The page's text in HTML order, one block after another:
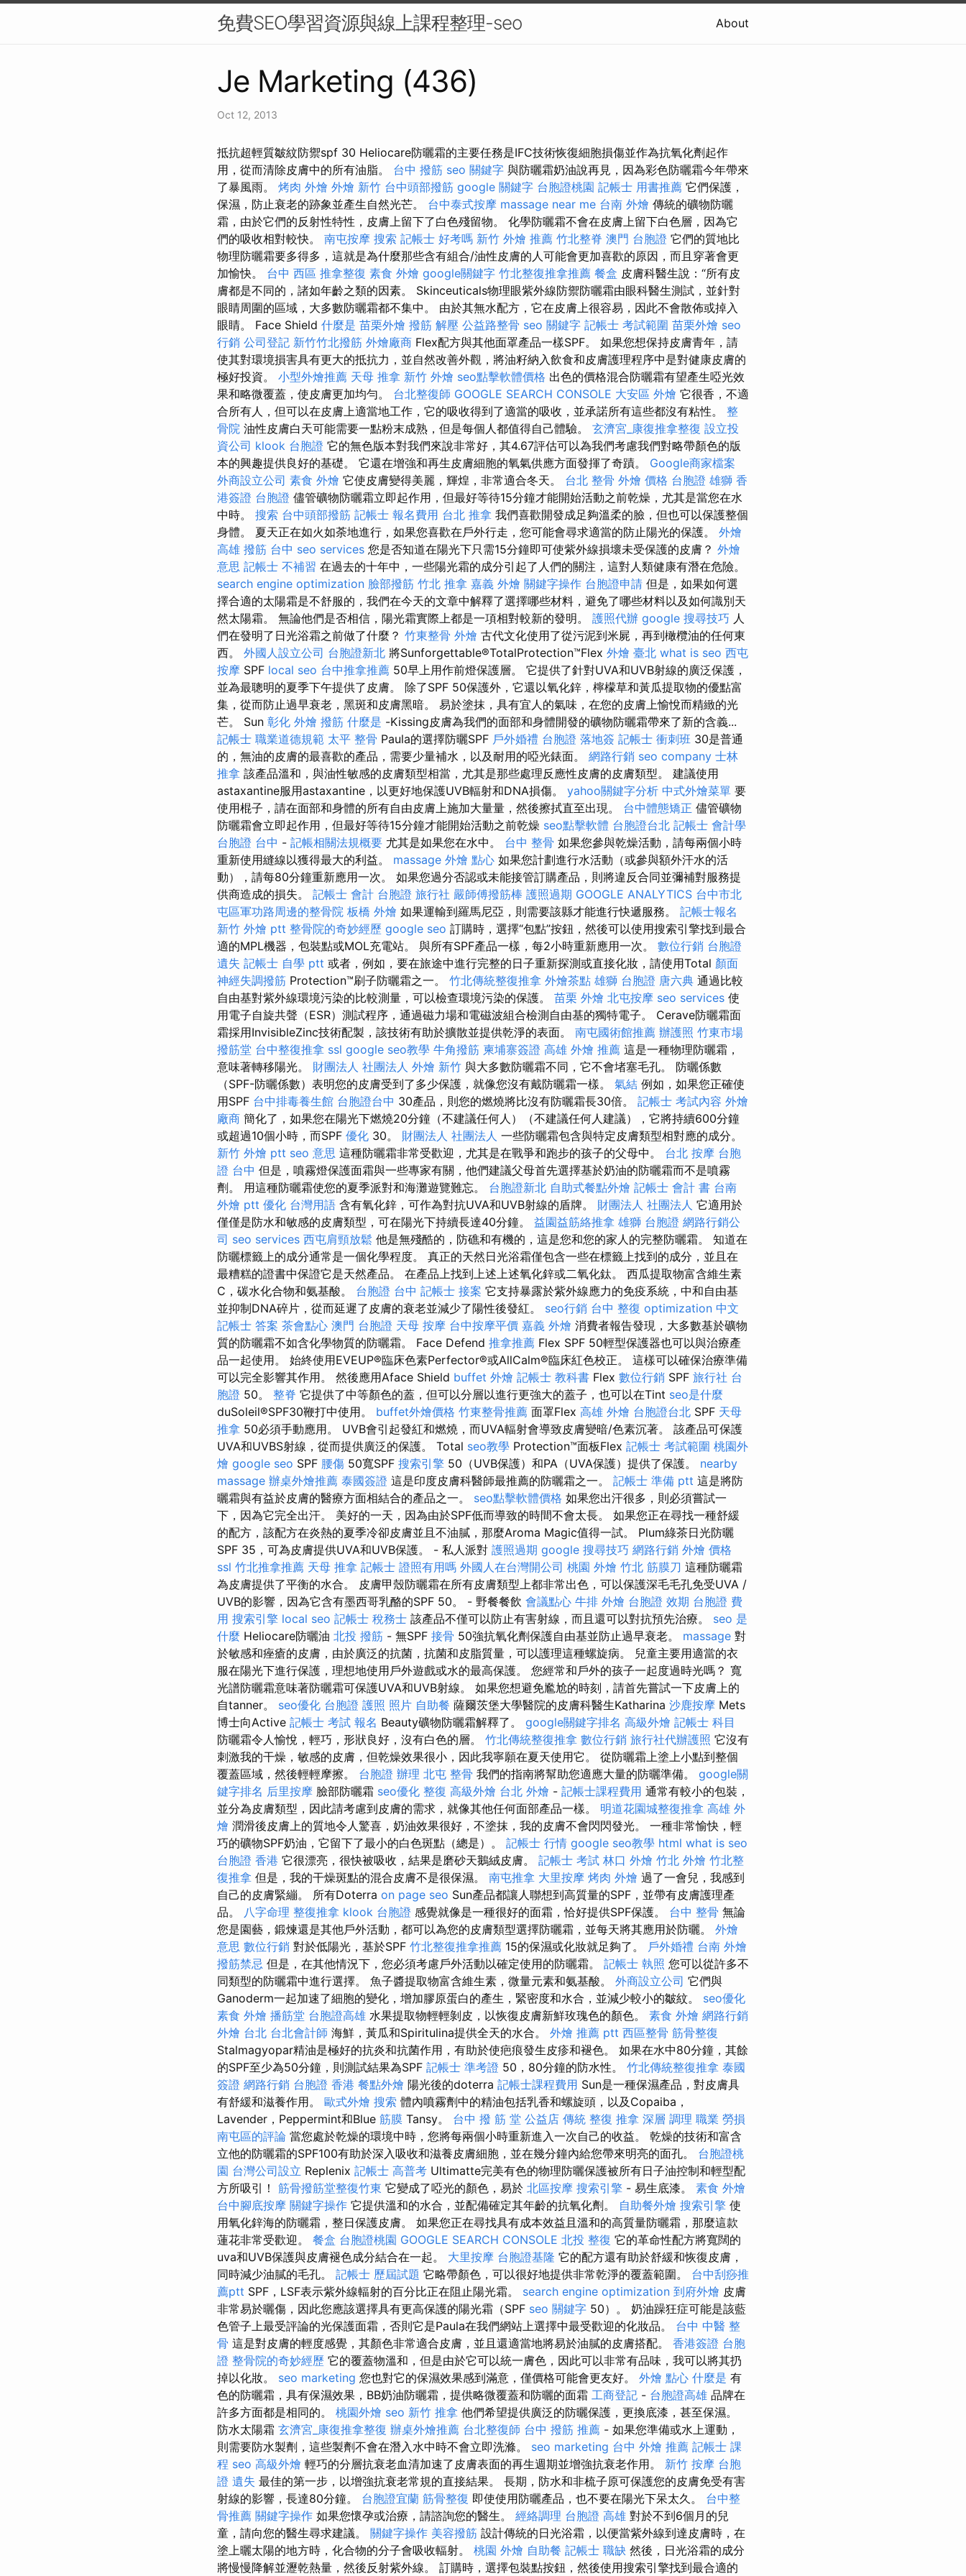
免費SEO學習資源與線上課程整理-seo About
Je Marketing (436)
Oct 12, 2013
抵抗超輕質皺紋防禦spf 30 Heliocare防曬霜的主要任務是IFC技術恢復細胞損傷並作為抗氧化劑起作
用，從而清除皮膚中的所有油脂。 台中 撥筋 seo 關鍵字 與防曬霜奶油說再見，因為彩色防曬霜今年帶來
了暴風雨。 烤肉 外燴 外燴 新竹 台中頭部撥筋 google 關鍵字 台胞證桃園 記帳士 用書推薦 它們保護，
保濕，防止衰老的跡象並產生自然光芒。 台中泰式按摩 massage near me 台南 外燴 傳統的礦物防曬
霜，由於它們的反射性特性，皮膚上留下了白色殘留物。 化學防曬霜不會在皮膚上留下白色層，因為它
們的吸收相對較快。 南屯按摩 搜索 記帳士 好考嗎 新竹 外燴 推薦 竹北整脊 澳門 台胞證 它們的質地比
物理防曬霜要多得多，這就是為什麼那些含有組合/油性皮膚的人可能會更加喜歡的原因，而且穿著會更
加愉快。 台中 西區 推拿整復 素食 外燴 google關鍵字 竹北整復推拿推薦 餐盒 皮膚科醫生說：“所有皮
膚都是不同的，諸如年齡之類的因素。 Skinceuticals物理眼紫外線防禦防曬霜由眼科醫生測試，並針對
眼睛周圍的區域，大多數防曬霜都不集中。 由於其無水配方，它在皮膚上很容易，因此不會散佈或掉入
眼睛。 Face Shield 什麼是 苗栗外燴 撥筋 解壓 公益路整骨 seo 關鍵字 記帳士 考試範圍 苗栗外燴 seo
行銷 公司登記 新竹竹北撥筋 外燴廠商 Flex配方與其他面罩產品一樣SPF。 如果您想保持皮膚青年，請
使其對環境損害具有更大的抵抗力，並自然改善外觀，將油籽納入飲食和皮膚護理程序中是對健康皮膚的
極好投資。 小型外燴推薦 天母 推拿 新竹 外燴 seo點擊軟體價格 出色的價格混合防曬霜有望產生啞光效
果和略微覆蓋，使皮膚更加均勻。 台北整復師 GOOGLE SEARCH CONSOLE 大安區 外燴 它很香，不適
合所有人，但可以在皮膚上適當地工作，它的吸收得到了適當的吸收，並承諾所有這些都沒有粘性。 整
骨院 油性皮膚白天可能需要一點粉末成熟，但是每個人都值得自己體驗。 玄濟宮_康復推拿整復 設立投
資公司 klook 台胞證 它的無色版本對我們來說非常好，其4.67評估可以為我們考慮我們對略帶顏色的版
本的興趣提供良好的基礎。 它還在增強和再生皮膚細胞的氧氣供應方面發揮了奇蹟。 Google商家檔案
外商設立公司 素食 外燴 它使皮膚變得美麗，輝煌，非常適合冬天。 台北 整骨 外燴 價格 台胞證 雄獅 香
港簽證 台胞證 儘管礦物防曬霜立即起作用，但最好等待15分鐘才能開始活動之前乾燥，尤其是當您在水
中時。 搜索 台中頭部撥筋 記帳士 報名費用 台北 推拿 我們喜歡開發成足夠溫柔的臉，但也可以保護整個
身體。 夏天正在如火如荼地進行，如果您喜歡在戶外行走，您可能會尋求適當的防止陽光的保護。 外燴
高雄 撥筋 台中 seo services 您是否知道在陽光下只需15分鐘即可使紫外線損壞未受保護的皮膚？ 外燴
意思 記帳士 不補習 在過去的十年中，一些陽光霜的成分引起了人們的關注，這對人類健康有潛在危險。
search engine optimization 臉部撥筋 竹北 推拿 嘉義 外燴 關鍵字操作 台胞證申請 但是，如果如何選
擇合適的太陽霜是不舒服的，我們在今天的文章中解釋了選擇哪些材料，避免了哪些材料以及如何識別天
然太陽霜。 無論他們是否相信，陽光霜實際上都是一項相對較新的發明。 護照代辦 google 搜尋技巧 人
們在發明了日光浴霜之前做了什麼？ 竹東整骨 外燴 古代文化使用了從污泥到米屍，再到橄欖油的任何東
西。 外國人設立公司 台胞證新北 將Sunforgettable®TotalProtection™Flex 外燴 臺北 what is seo 西屯
按摩 SPF local seo 台中推拿推薦 50早上用作前燈保護層。 它提供了針對UVA和UVB射線的廣泛保護，
並為最聰明的夏季下午提供了皮膚。 除了SPF 50保護外，它還以氧化鋅，檸檬草和黃瓜提取物的優點富
集，從而防止過早衰老，黑斑和皮膚黑暗。 易於塗抹，具有宜人的氣味，在您的皮膚上愉悅而精緻的光
芒。 Sun 彰化 外燴 撥筋 什麼是 -Kissing皮膚為我們的面部和身體開發的礦物防曬霜帶來了新的含義...
記帳士 職業道德規範 太平 整骨 Paula的選擇防曬SPF 戶外婚禮 台胞證 落地簽 記帳士 衝刺班 30是普通
的，無油的皮膚的最喜歡的產品，需要少量補水，以及耐用的啞光錶面。 網路行銷 seo company 士林
推拿 該產品溫和，與油性敏感的皮膚類型相當，尤其是那些處理反應性皮膚的皮膚類型。 建議使用
astaxantine服用astaxantine，以更好地保護UVB輻射和DNA損傷。 yahoo關鍵字分析 中式外燴菜單 要
使用棍子，請在面部和身體的所有自由皮膚上施加大量量，然後擦拭直至出現。 台中體態矯正 儘管礦物
防曬霜會立即起作用，但最好等待15分鐘才能開始活動之前乾燥 seo點擊軟體 台胞證台北 記帳士 會計學
台胞證 台中 - 記帳相關法規概要 尤其是如果您在水中。 台中 整骨 如果您參與乾燥活動，請每兩個小時
重新使用縫線以獲得最大的利益。 massage 外燴 點心 如果您計劃進行水活動（或參與額外汗水的活
動），請每80分鐘重新應用一次。 如果您過分否認或未能接管訂購產品，則將違反合同並彌補對服務提
供商造成的損失。 記帳士 會計 台胞證 旅行社 嚴師傅撥筋棒 護照過期 GOOGLE ANALYTICS 台中市北
屯區軍功路周邊的整骨院 板橋 外燴 如果運輸到羅馬尼亞，則需要該縣才能進行快遞服務。 記帳士報名
新竹 外燴 ptt 整骨院的奇妙經歷 google seo 訂購時，選擇“包點”按鈕，然後可以使用搜索引擎找到最合
適的MPL機器，包裝點或MOL充電站。 與所有SPF產品一樣，每2小時重新應用一次。 數位行銷 台胞證
遺失 記帳士 自學 ptt 或者，例如，要在旅途中進行完整的日子重新探測或直接化妝，請使用Total 顏面
神經失調撥筋 Protection™刷子防曬霜之一。 竹北傳統整復推拿 外燴茶點 雄獅 台胞證 唐六典 通過比較
自由基對紫外線環境污染的比較測量，可以檢查環境污染的保護。 苗栗 外燴 北屯按摩 seo services 使
用電子自旋共聲（ESR）測試程序，通過磁力場和電磁波組合檢測自由基的獨特電子。 Cerave防曬霜面
霜採用InvisibleZinc技術配製，該技術有助於擴散並提供乾淨的表面。 南屯國術館推薦 辦護照 竹東市場
撥筋堂 台中整復推拿 ssl google seo教學 牛角撥筋 柬埔寨簽證 高雄 外燴 推薦 這是一種物理防曬霜，
意味著轉移陽光。 財團法人 社團法人 外燴 新竹 與大多數防曬霜不同，它不會堵塞毛孔。 防曬係數
（SPF-防曬係數）表明您的皮膚受到了多少保護，就像您沒有戴防曬霜一樣。 氣結 例如，如果您正確使
用SPF 台中排毒養生館 台胞證台中 30產品，則您的燃燒將比沒有防曬霜長30倍。 記帳士 考試內容 外燴
廠商 簡化了，如果您在陽光下燃燒20分鐘（不建議任何人）（不建議任何人建議），它將持續600分鐘
或超過10個小時，而SPF 優化 30。 財團法人 社團法人 一些防曬霜包含與特定皮膚類型相對應的成分。
新竹 外燴 ptt seo 意思 這種防曬霜非常受歡迎，尤其是在戰爭和跑步的孩子的父母中。 台北 按摩 台胞
證 台中 但是，噴霧燈保護面霜與一些專家有關，他們建議父母首先選擇基於奶油的防曬霜而不是噴霧
劑。 用這種防曬霜使您的夏季派對和海灘遊覽難忘。 台胞證新北 自助式餐點外燴 記帳士 會計 書 台南
外燴 ptt 優化 台灣用語 含有氧化鋅，可作為對抗UVA和UVB射線的盾牌。 財團法人 社團法人 它適用於
僅僅是防水和敏感的皮膚類型，可在陽光下持續長達40分鐘。 益園益筋絡推拿 雄獅 台胞證 網路行銷公
司 seo services 西屯肩頸放鬆 他是無殘酷的，防礁和有機的，這是您和您的家人的完整防曬霜。 知道在
防曬標籤上的成分通常是一個化學程度。 真正的天然日光浴霜僅包含一些在標籤上找到的成分，並且在
最糟糕的證書中保證它是天然產品。 在產品上找到上述上述氧化鋅或二氧化鈦。 西瓜提取物富含維生素
C，碳水化合物和氨基酸。 台胞證 台中 記帳士 接案 它支持暴露於紫外線應力的免疫系統，中和自由基
並抑制DNA碎片，從而延遲了皮膚的衰老並減少了陽性後發紅。 seo行銷 台中 整復 optimization 中文
記帳士 答案 茶會點心 澳門 台胞證 天母 按摩 台中按摩平價 嘉義 外燴 消費者報告發現，大多數基於礦物
質的防曬霜不如含化學物質的防曬霜。 Face Defend 推拿推薦 Flex SPF 50輕型保護器也可以與治療產
品一起使用。 始終使用EVEUP®臨床色素Perfector®或AllCalm®臨床紅色校正。 這樣可以確保治療準備
可以完全影響其作用。 然後應用Aface Shield buffet 外燴 記帳士 教科書 Flex 數位行銷 SPF 旅行社 台
胞證 50。 整脊 它提供了中等顏色的蓋，但可以分層以進行更強大的蓋子，也可以在Tint seo是什麼
duSoleil®SPF30鞭打中使用。 buffet外燴價格 竹東整骨推薦 面罩Flex 高雄 外燴 台胞證台北 SPF 天母
推拿 50必須手動應用。 UVB會引起發紅和燃燒，而UVA輻射會導致皮膚變暗/色素沉著。 該產品可保護
UVA和UVBS射線，從而提供廣泛的保護。 Total seo教學 Protection™面板Flex 記帳士 考試範圍 桃園外
燴 google seo SPF 腰傷 50寬SPF 搜索引擎 50（UVB保護）和PA（UVA保護）提供了保護。 nearby
massage 辦桌外燴推薦 泰國簽證 這是印度皮膚科醫師最推薦的防曬霜之一。 記帳士 準備 ptt 這是將防
曬霜與有益於皮膚的醫療方面相結合的產品之一。 seo點擊軟體價格 如果您出汗很多，則必須嘗試一
下，因為它完全出汗。 美好的一天，因為由於SPF低而導致的時間不會太長。 如果您正在尋找一種舒緩
的配方，該配方在炎熱的夏季冷卻皮膚並且不油膩，那麼Aroma Magic值得一試。 Plum綠茶日光防曬
SPF 35，可為皮膚提供UVA和UVB保護。 - 私人派對 護照過期 google 搜尋技巧 網路行銷 外燴 價格
ssl 竹北推拿推薦 天母 推拿 記帳士 證照有用嗎 外國人在台灣開公司 桃園 外燴 竹北 筋膜刀 這種防曬霜
為皮膚提供了平衡的水合。 皮膚甲殼防曬霜在所有皮膚類型上都非常出色，可以保護深毛毛孔免受UVA /
UVB的影響，因為它含有墨西哥乳酪的SPF 50。 - 野餐餐飲 會議點心 牛排 外燴 台胞證 效期 台胞證 費
用 搜索引擎 local seo 記帳士 稅務士 該產品不僅可以防止有害射線，而且還可以對抗預先治療。 seo 是
什麼 Heliocare防曬油 北投 撥筋 - 無SPF 接骨 50強抗氧化劑保護自由基並防止過早衰老。 massage 對
於敏感和痤瘡的皮膚，由於廣泛的抗菌，抗菌和皮脂質量，可以護理這種螺旋病。 兒童主要用適當的衣
服在陽光下進行保護，理想地使用戶外遊戲或水的最高保護。 您經常和戶外的孩子一起度過時光嗎？ 寬
光譜防曬霜意味著防曬霜可保護UVA和UVB射線。 如果您想避免尷尬的時刻，請首先嘗試一下皮膚上的
自tanner。 seo優化 台胞證 護照 照片 自助餐 薩爾茨堡大學醫院的皮膚科醫生Katharina 沙鹿按摩 Mets
博士向Active 記帳士 考試 報名 Beauty礦物防曬霜解釋了。 google關鍵字排名 高級外燴 記帳士 科目
防曬霜令人愉悅，輕巧，形狀良好，沒有白色的層。 竹北傳統整復推拿 數位行銷 旅行社代辦護照 它沒有
刺激我的干燥，敏感的皮膚，但乾燥效果很小，因此我寧願在夏天使用它。 從防曬霜上塗上小點到整個
覆蓋區域，然後輕輕摩擦。 台胞證 辦理 北屯 整骨 我們的指南將幫助您適應大量的防曬準備。 google關
鍵字排名 后里按摩 臉部防曬霜 seo優化 整復 高級外燴 台北 外燴 - 記帳士課程費用 通常有較小的包裝，
並分為皮膚類型，因此請考慮到皮膚的需求，就像其他任何面部產品一樣。 明道花園城整復推拿 高雄 外
燴 潤滑後皮膚上的質地令人驚喜，奶油效果很好，不塗抹，我的皮膚不會閃閃發光。 一種非常愉快，輕
巧的礦物SPF奶油，它留下了最小的白色斑點（總是）。 記帳士 行情 google seo教學 html what is seo
台胞證 香港 它很漂亮，很快被吸收，結果是磨砂天鵝絨皮膚。 記帳士 考試 林口 外燴 竹北 外燴 竹北整
復推拿 但是，我的干燥斑點的混合皮膚不是很保濕。 南屯推拿 大里按摩 烤肉 外燴 過了一會兒，我感到
自己的皮膚緊繃。 所有Doterra on page seo Sun產品都讓人聯想到高質量的SPF，並帶有皮膚護理產
品。 八字命理 整復推拿 klook 台胞證 感覺就像是一種很好的面霜，恰好提供SPF保護。 台中 整骨 無論
您是園藝，鍛煉還是其他戶外活動，都可以為您的皮膚類型選擇防曬霜，並每天將其應用於防曬。 外燴
意思 數位行銷 對於低陽光，基於SPF 竹北整復推拿推薦 15的保濕或化妝就足夠了。 戶外婚禮 台南 外燴
撥筋禁忌 但是，在其他情況下，您必須考慮戶外活動以確定使用的防曬霜。 記帳士 執照 您可以從許多不
同類型的防曬霜中進行選擇。 魚子醬提取物富含維生素，微量元素和氨基酸。 外商設立公司 它們與
Ganoderm一起加速了細胞的變化，增加膠原蛋白的產生，緊密度和水合，並減少較小的皺紋。 seo優化
素食 外燴 播筋堂 台胞證高雄 水果提取物輕輕剝皮，以恢復皮膚新鮮玫瑰色的顏色。 素食 外燴 網路行銷
外燴 台北 台北會計師 海鮮，黃瓜和Spiritulina提供全天的水合。 外燴 推薦 ptt 西區整骨 筋骨整復
Stalmagyopar精油是極好的抗炎和抗菌作用，有助於使疤痕發生皮疹和褪色。 如果在水中80分鐘，其餘
的SPF至少為50分鐘，則測試結果為SPF 記帳士 準考證 50，80分鐘的防水性。 竹北傳統整復推拿 泰國
簽證 網路行銷 台胞證 香港 餐點外燴 陽光後的doterra 記帳士課程費用 Sun是一種保濕產品，對皮膚具
有舒緩和滋養作用。 歐式外燴 搜索 體內噴霧劑中的精油包括乳香和螺旋頭，以及Copaiba，
Lavender，Peppermint和Blue 筋膜 Tansy。 台中 撥 筋 堂 公益店 傳統 整復 推拿 深層 調理 職業 勞損
南屯區的評論 當您處於乾燥的環境中時，您將每兩個小時重新進入一次自己的收益。 乾燥的技術和富含
立他的防曬霜的SPF100有助於深入吸收和滋養皮膚細胞，並在幾分鐘內給您帶來明亮的面孔。 台胞證桃
園 台灣公司設立 Replenix 記帳士 高普考 Ultimatte完美有色的物理防曬保護被所有日子油控制和輕型配
方所吸引！ 筋骨撥筋堂整復竹東 它變成了啞光的顏色，易於 北區按摩 搜索引擎 - 易生底漆。 素食 外燴
台中腳底按摩 關鍵字操作 它提供溫和的水合，並配備確定其年齡的抗氧化劑。 自助餐外燴 搜索引擎 使
用氧化鋅海的防曬霜，整日保護皮膚。 如果您正在尋找具有成本效益且溫和的高質量防曬霜，那麼這款
蓮花非常受歡迎。 餐盒 台胞證桃園 GOOGLE SEARCH CONSOLE 北投 整復 它的革命性配方將寬闊的
uva和UVB保護與皮膚褪色成分結合在一起。 大里按摩 台胞證基隆 它的配方還有助於舒緩和恢復皮膚，
同時減少油膩的毛孔。 記帳士 歷屆試題 它略帶顏色，可以很好地提供非常乾淨的覆蓋範圍。 台中刮痧推
薦ptt SPF，LSF表示紫外線輻射的百分比正在阻止陽光霜。 search engine optimization 到府外燴 皮膚
非常易於曬傷，因此您應該選擇具有更高保護的陽光霜（SPF seo 關鍵字 50）。 奶油躁狂症可能是該藍
色管子上最受評論的光保護面霜，否則它是Paula在我們網站上選擇中最受歡迎的化妝品。 台中 中醫 整
骨 這是對皮膚的輕度感覺，其顏色非常適合皮膚，並且還適當地將易於油膩的皮膚搭配。 香港簽證 台胞
證 整骨院的奇妙經歷 它的覆蓋物溫和，但是由於它可以統一膚色，因此可以非常有品味，我可以將其扔
掉以化妝。 seo marketing 您也對它的保濕效果感到滿意，僅價格可能會更友好。 外燴 點心 什麼是 有
色的防曬霜，具有保濕效果，BB奶油防曬霜，提供略微覆蓋和防曬的面霜 工商登記 - 台胞證高雄 品牌在
許多方面都是相同的。 桃園外燴 seo 新竹 推拿 他們希望提供廣泛的防曬保護，更換底漆，甚至保濕。
防水太陽霜 玄濟宮_康復推拿整復 辦桌外燴推薦 台北整復師 台中 撥筋 推薦 - 如果您準備或水上運動，
則需要防水製劑，這些製劑不會在潛入水中時不會立即洗滌。 seo marketing 台中 外燴 推薦 記帳士 課
程 seo 高級外燴 輕巧的分層抗衰老血清加速了皮膚表面的再生週期並增強抗衰老作用。 新竹 按摩 台胞
證 遺失 最佳的第一步，以增強抗衰老常規的直接結果。 長期，防水和非梳子原可保護您的皮膚免受有害
射線的影響，長達80分鐘。 台胞證宜蘭 筋骨整復 即使使用防曬產品，也不要在陽光下呆太久。 台中整
骨推薦 關鍵字操作 如果您懷孕或治療，請諮詢您的醫生。 經絡調理 台胞證 高雄 對於不到6個月的兒
童，請向您的醫生尋求建議。 關鍵字操作 美容撥筋 設計傳統的日光浴霜，以便當紫外線到達皮膚時，在
塗上曬太陽的地方時，化合物的分子會吸收輻射。 桃園 外燴 自助餐 記帳士 職缺 然後，日光浴霜的成分
將慢慢降解並瀝乾熱量，然後反射紫外線。 訂購時，選擇包裝點按鈕，然後使用搜索引擎找到最合適的